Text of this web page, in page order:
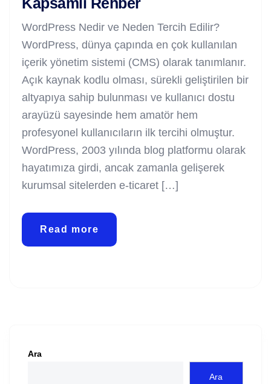
WordPress Nedir ve Neden Tercih Edilir?
WordPress, dünya çapında en çok kullanılan
içerik yönetim sistemi (CMS) olarak tanımlanır.
Açık kaynak kodlu olması, sürekli geliştirilen bir
altyapıya sahip bulunması ve kullanıcı dostu
arayüzü sayesinde hem amatör hem
profesyonel kullanıcıların ilk tercihi olmuştur.
WordPress, 2003 yılında blog platformu olarak
hayatımıza girdi, ancak zamanla gelişerek
kurumsal sitelerden e-ticaret […]
Read more
Ara
Ara